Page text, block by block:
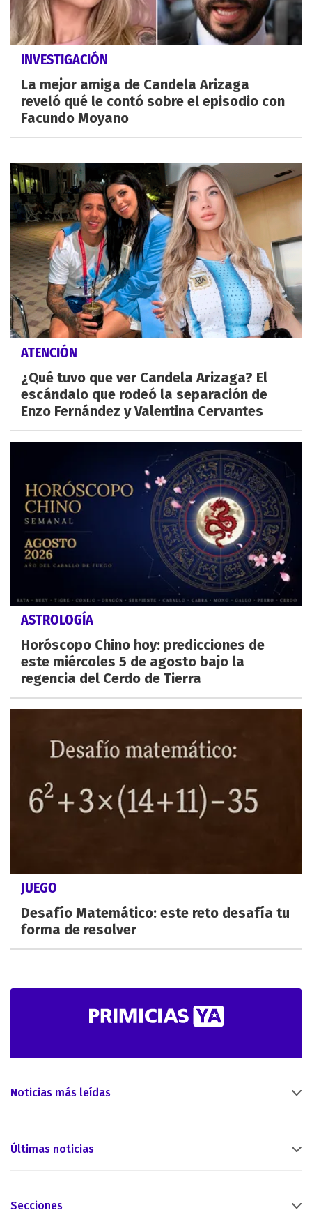
INVESTIGACIÓN
La mejor amiga de Candela Arizaga
reveló qué le contó sobre el episodio con
Facundo Moyano
ATENCIÓN
¿Qué tuvo que ver Candela Arizaga? El
escándalo que rodeó la separación de
Enzo Fernández y Valentina Cervantes
ASTROLOGÍA
Horóscopo Chino hoy: predicciones de
este miércoles 5 de agosto bajo la
regencia del Cerdo de Tierra
JUEGO
Desafío Matemático: este reto desafía tu
forma de resolver
Noticias más leídas
Últimas noticias
Secciones